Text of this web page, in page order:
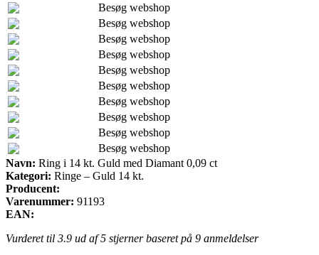
Besøg webshop
Besøg webshop
Besøg webshop
Besøg webshop
Besøg webshop
Besøg webshop
Besøg webshop
Besøg webshop
Besøg webshop
Besøg webshop
Navn: Ring i 14 kt. Guld med Diamant 0,09 ct
Kategori: Ringe – Guld 14 kt.
Producent:
Varenummer: 91193
EAN:
Vurderet til 3.9 ud af 5 stjerner baseret på 9 anmeldelser